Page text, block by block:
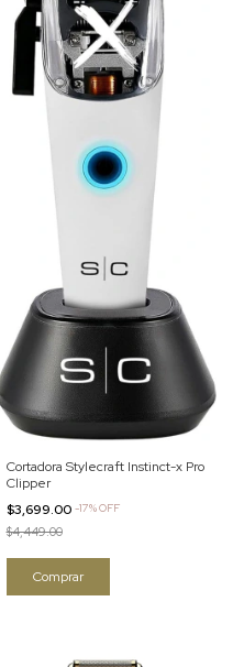
Cortadora Stylecraft Instinct-x Pro
Clipper
$3,699.00 -17%OFF
$4,449.00